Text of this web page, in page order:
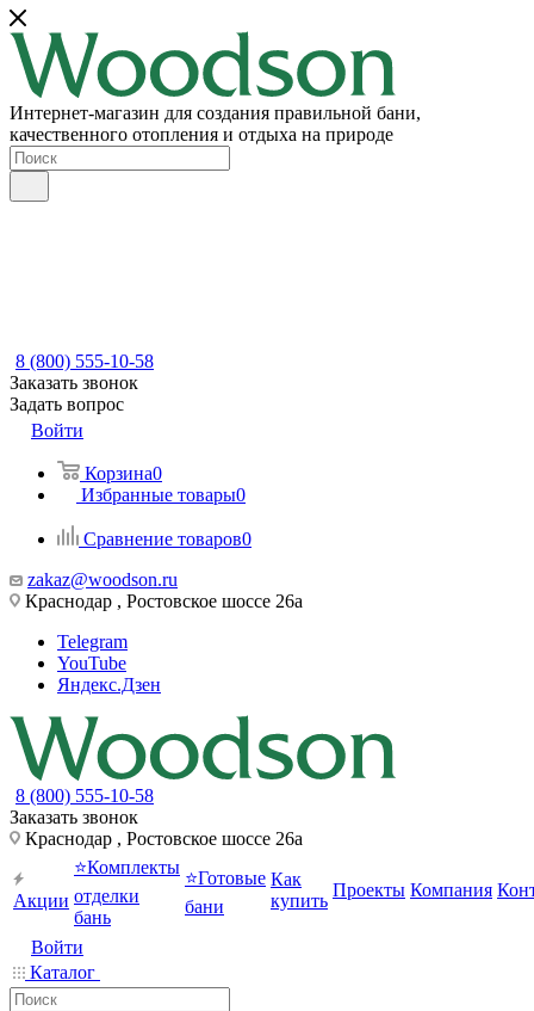
Интернет-магазин для создания правильной бани,
качественного отопления и отдыха на природе
8 (800) 555-10-58
Заказать звонок
Задать вопрос
Войти
Корзина0
Избранные товары0
Сравнение товаров0
zakaz@woodson.ru
Краснодар , Ростовское шоссе 26а
Telegram
YouTube
Яндекс.Дзен
8 (800) 555-10-58
Заказать звонок
Краснодар , Ростовское шоссе 26а
Акции
⭐Комплекты
отделки
бань
⭐Готовые
бани
Как
купить
Проекты Компания
Войти
Каталог